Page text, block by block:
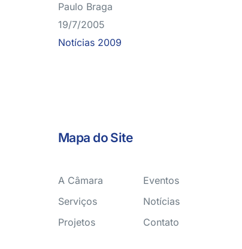
Paulo Braga
19/7/2005
Notícias 2009
Mapa do Site
A Câmara
Serviços
Projetos
Eventos
Notícias
Contato